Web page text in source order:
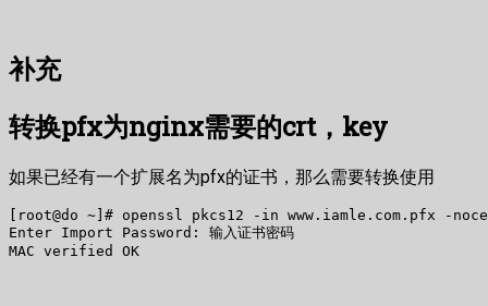
补充
转换pfx为nginx需要的crt，key
如果已经有一个扩展名为pfx的证书，那么需要转换使用
[root@do ~]# openssl pkcs12 -in www.iamle.com.pfx -
Enter Import Password: 输入证书密码
MAC verified OK